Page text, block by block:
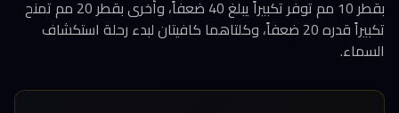
بقطر 10 مم توفر تكبيراً يبلغ 40 ضعفاً، وأخرى بقطر 20 مم تمنح
تكبيراً قدره 20 ضعفاً، وكلتاهما كافيتان لبدء رحلة استكشاف
السماء.